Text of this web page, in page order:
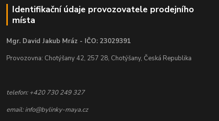
Identifikační údaje provozovatele prodejního
místa
Mgr. David Jakub Mráz - IČO: 23029391
Provozovna: Chotýšany 42, 257 28, Chotýšany, Česká Republika
telefon: +420 730 249 327
email: info@bylinky-maya.cz